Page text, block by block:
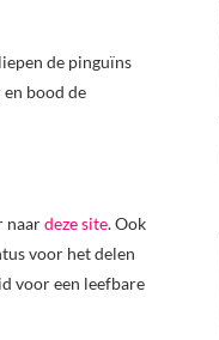
de pinguïns
bood de
naardeze site. Ook
voor het delen
voor een leefbare